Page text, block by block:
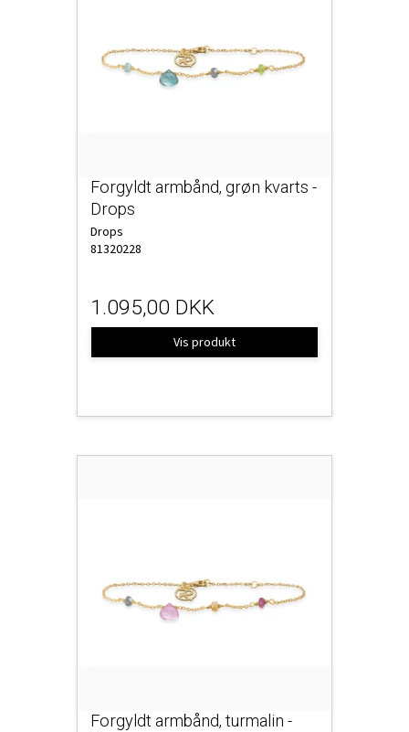
Forgyldt armbånd, grøn kvarts -
Drops
Drops
81320228
1.095,00 DKK
Vis produkt
Forgyldt armbånd, turmalin -